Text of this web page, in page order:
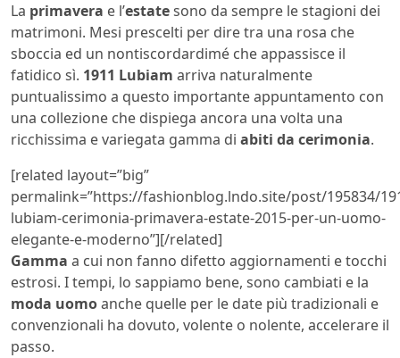
La primavera e l’estatesono da sempre le stagioni dei
matrimoni. Mesi prescelti per dire tra una rosa che
sboccia ed un nontiscordardimé che appassisce il
fatidico sì. 1911 Lubiam arriva naturalmente
puntualissimo a questo importante appuntamento con
una collezione che dispiega ancora una volta una
ricchissima e variegata gamma di abiti da cerimonia.
[related layout=”big”
permalink=”https://fashionblog.lndo.site/post/195834/
lubiam-cerimonia-primavera-estate-2015-per-un-uomo-
elegante-e-moderno”][/related]
Gamma a cui non fanno difetto aggiornamenti e tocchi
estrosi. I tempi, lo sappiamo bene, sono cambiati e la
moda uomoanche quelle per le date più tradizionali e
convenzionali ha dovuto, volente o nolente, accelerare il
passo.